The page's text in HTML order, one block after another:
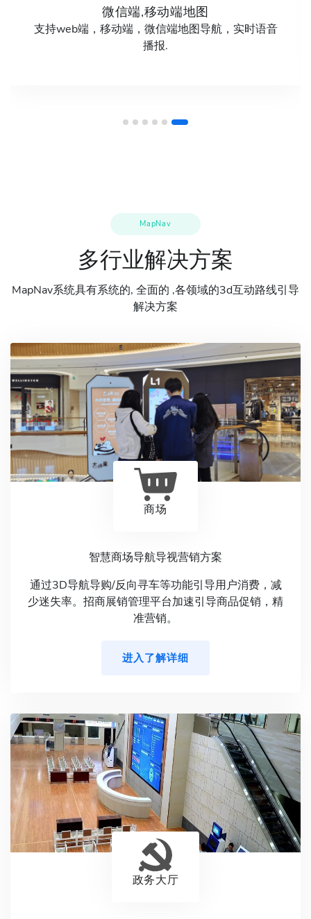
单楼层3d地图
采用自行研发的地图编辑器工具Mapplanner进行地
图的绘制，支持多场景，多模型。
MapNav
多行业解决方案
MapNav系统具有系统的, 全面的 ,各领域的3d互动路线引导
解决方案
商场
智慧商场导航导视营销方案
通过3D导航导购/反向寻车等功能引导用户消费，减
少迷失率。招商展销管理平台加速引导商品促销，精
准营销。
进入了解详细
政务大厅